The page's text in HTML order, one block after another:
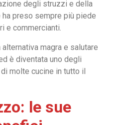
degli struzzi e della
ha preso sempre più piede
e commercianti.
alternativa magra e salutare
è diventata uno degli
di molte cucine in tutto il
le sue